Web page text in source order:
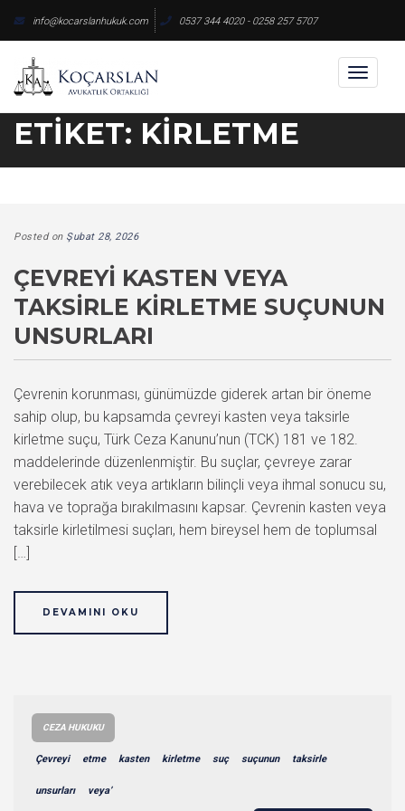
content
info@kocarslanhukuk.com 0537 344 4020 - 0258 257 5707
Toggle
ETIKET: KIRLETME
Posted on Şubat 28, 2026
ÇEVREYI KASTEN VEYA
TAKSIRLE KIRLETME SUÇUNUN
UNSURLARI
Çevrenin korunması, günümüzde giderek artan bir öneme
sahip olup, bu kapsamda çevreyi kasten veya taksirle
kirletme suçu, Türk Ceza Kanunu’nun (TCK) 181 ve 182.
maddelerinde düzenlenmiştir. Bu suçlar, çevreye zarar
verebilecek atık veya artıkların bilinçli veya ihmal sonucu su,
hava ve toprağa bırakılmasını kapsar. Çevrenin kasten veya
taksirle kirletilmesi suçları, hem bireysel hem de toplumsal
[…]
DEVAMINI OKU
CEZA HUKUKU
Çevreyi etme kasten kirletme suç suçunun taksirle
unsurları veya’